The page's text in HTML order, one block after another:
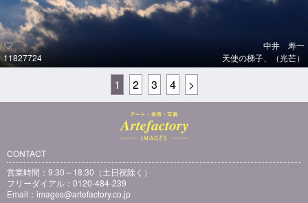
11827724
中井 寿一
天使の梯子、（光芒）
1 2 3 4 >
CONTACT
営業時間：9:30～18:30（土日祝除く）
フリーダイアル：0120-484-239
Email： images@artefactory.co.jp